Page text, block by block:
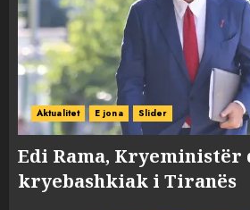
Aktualitet E jona Slider
Edi Rama, Kryeministër
kryebashkiak i Tiranës